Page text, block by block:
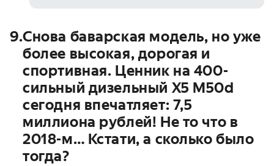
9.Снова баварская модель, но уже
более высокая, дорогая и
спортивная. Ценник на 400-
сильный дизельный X5 M50d
сегодня впечатляет: 7,5
миллиона рублей! Не то что в
2018-м… Кстати, а сколько было
тогда?